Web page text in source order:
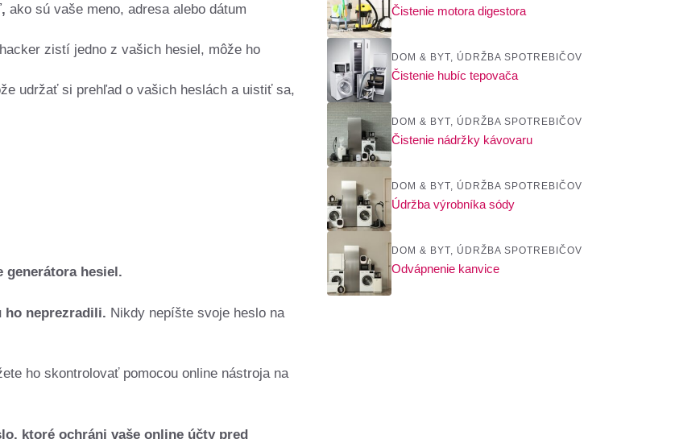
ako sú vaše meno, adresa alebo dátum
zistí jedno z vašich hesiel, môže ho
udržať si prehľad o vašich heslách a uistiť sa,
generátora hesiel.
ho neprezradili. Nikdy nepíšte svoje heslo na
ho skontrolovať pomocou online nástroja na
ktoré ochráni vaše online účty pred
Čistenie motora digestora
DOM & BYT, ÚDRŽBA SPOTREBIČOV
Čistenie hubíc tepovača
DOM & BYT, ÚDRŽBA SPOTREBIČOV
Čistenie nádržky kávovaru
DOM & BYT, ÚDRŽBA SPOTREBIČOV
Údržba výrobníka sódy
DOM & BYT, ÚDRŽBA SPOTREBIČOV
Odvápnenie kanvice